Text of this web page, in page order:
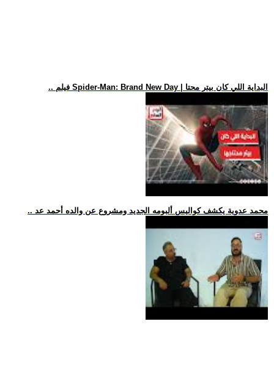
.. فيلم Spider-Man: Brand New Day | البداية اللي كان بيتر محتا
.. محمد عدوية يكشف كواليس ألبومه الجديد ومشروع عن والده أحمد عد